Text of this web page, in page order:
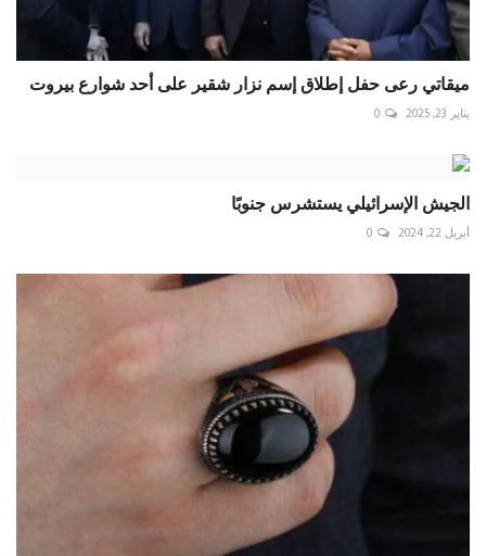
ميقاتي رعى حفل إطلاق إسم نزار شقير على أحد شوارع بيروت
يناير 23, 2025 0
الجيش الإسرائيلي يستشرس جنوبًا
أبريل 22, 2024 0